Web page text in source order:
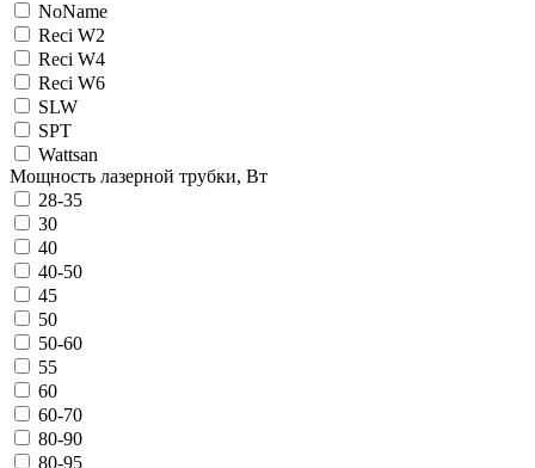
NoName
Reci W2
Reci W4
Reci W6
SLW
SPT
Wattsan
Мощность лазерной трубки, Вт
28-35
30
40
40-50
45
50
50-60
55
60
60-70
80-90
80-95